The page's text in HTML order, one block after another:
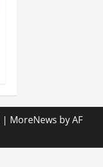
| MoreNews by AF